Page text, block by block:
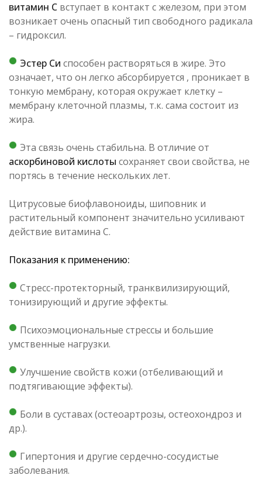
витамин С вступает в контакт с железом, при этом
возникает очень опасный тип свободного радикала
– гидроксил.
Эстер Си способен растворяться в жире. Это
означает, что он легко абсорбируется , проникает в
тонкую мембрану, которая окружает клетку –
мембрану клеточной плазмы, т.к. сама состоит из
жира.
Эта связь очень стабильна. В отличие от
аскорбиновой кислоты сохраняет свои свойства, не
портясь в течение нескольких лет.
Цитрусовые биофлавоноиды, шиповник и
растительный компонент значительно усиливают
действие витамина С.
Показания к применению:
Стресс-протекторный, транквилизирующий,
тонизирующий и другие эффекты.
Психоэмоциональные стрессы и большие
умственные нагрузки.
Улучшение свойств кожи (отбеливающий и
подтягивающие эффекты).
Боли в суставах (остеоартрозы, остеохондроз и
др.).
Гипертония и другие сердечно-сосудистые
заболевания.